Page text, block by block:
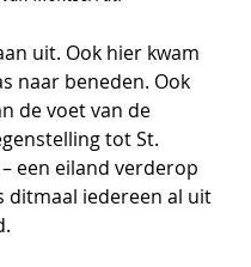
uit. Ook hier kwam
naar beneden. Ook
de voet van de
tot St.
een eiland verderop
ditmaal iedereen al uit